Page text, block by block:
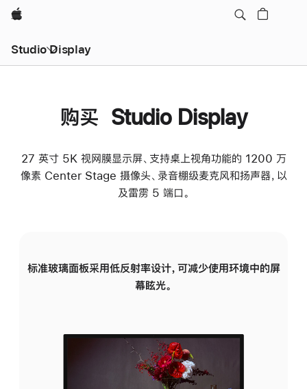
Apple
Studio Display
购买 Studio Display
27 英寸 5K 视网膜显示屏、支持桌上视角功能的 1200 万
像素 Center Stage 摄像头、录音棚级麦克风和扬声器，以
及雷雳 5 端口。
标准玻璃面板采用低反射率设计，可减少使用环境中的屏
幕眩光。